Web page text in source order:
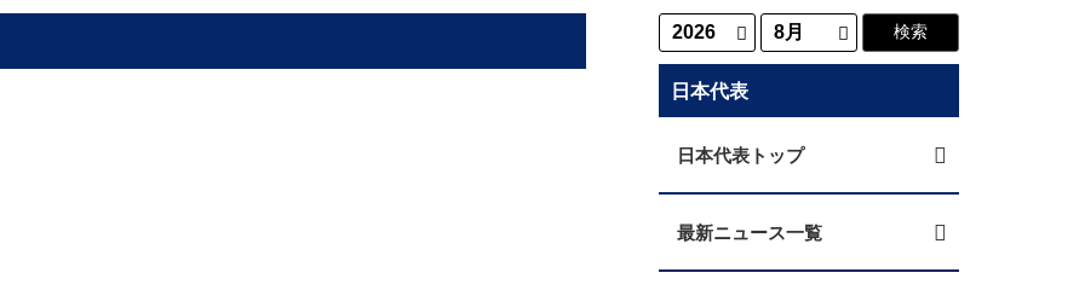
日本代表
日本代表トップ
最新ニュース一覧